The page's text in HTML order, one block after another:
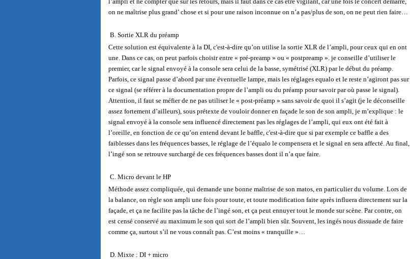
on ne maîtrise plus grand’ chose et si pour une raison inconnue on n’a pas/plus de son, on ne peut rien faire…
B. Sortie XLR du préamp
Cette solution est équivalente à la DI, c'est-à-dire qu’on utilise la sortie XLR de l’ampli, pour ceux qui en ont
une. Dans ce cas, on peut parfois choisir entre « pré-preamp » ou « postpreamp ». je conseille d’utiliser le
premier, car le signal envoyé à la console sera celui de la basse, symétrisé (XLR) par le début du préamp.
Parfois, ce signal passe d’abord par une éventuelle lampe, mais les réglages equalo et le reste n’agiront pas sur
ce signal (se référer à la documentation propre de l’ampli ou du préamp pour savoir par où passe le signal).
Attention, il faut se méfier de ne pas utiliser le « post-préamp » sans savoir de quoi il s’agit (je le déconseille
assez fortement d’ailleurs), sous prétexte de vouloir donner en façade le son de son ampli, je m’explique : le
signal envoyé à la console sera influencé directement pas les réglages de l’ampli, qui eux ont été fait à
l’oreille, en fonction de ce qu’on entend devant le baffle, c'est-à-dire que si par exemple ce baffle a des
faiblesses dans les fréquences basses, le réglage de l’équalo le compensera et le signal en sera affecté. Au final,
l’ingé son se retrouve surchargé de ces fréquences basses dont il n’a que faire.
C. Micro devant le HP
Méthode assez compliquée, qui demande une bonne maîtrise de son matos, en particulier du volume. Lors de
la balance, on règle son ampli une fois pour toute, et toute modification faite après influera directement sur la
façade, et ça ne facilite pas la tâche de l’ingé son, et ça peut ennuyer tout le monde sur scène. Par contre, on
est censé conservé au maximum le son qui sort de l’ampli bien sûr. Souvent, les ingés nous dissuade de faire
comme ça, surtout s’il ne vous connaît pas. C’est moins « tranquille »…
D. Mixte : DI + micro